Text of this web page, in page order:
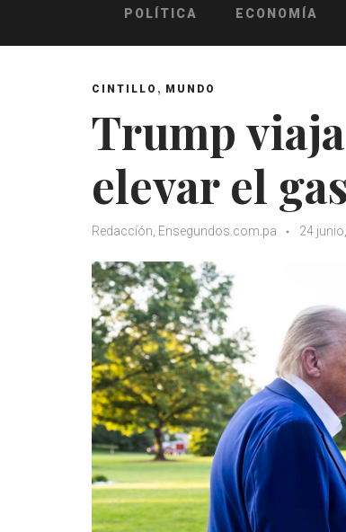
POLÍTICA ECONOMÍA
CINTILLO , MUNDO
Trump
elevar el
Redacción, Ensegundos.com.pa 24